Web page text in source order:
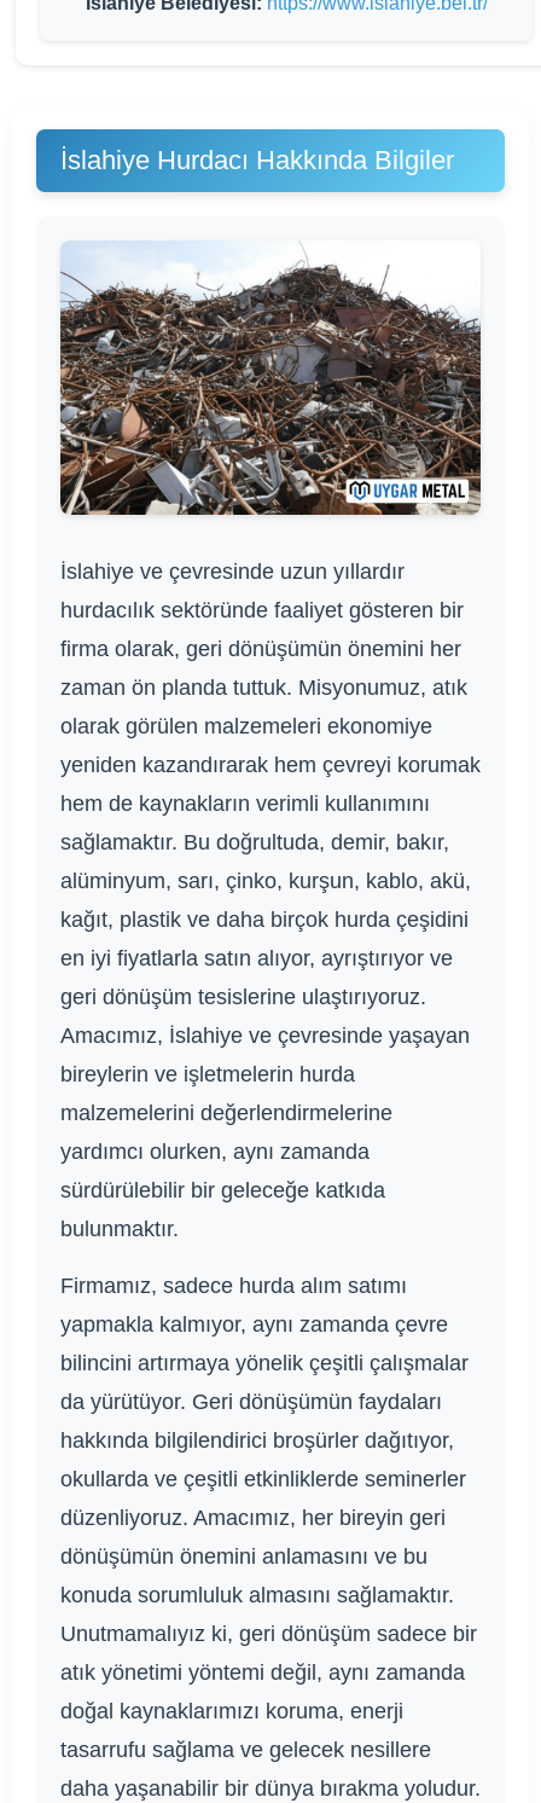
İslahiye Hurdacı Hakkında Bilgiler
İslahiye ve çevresinde uzun yıllardır
hurdacılık sektöründe faaliyet gösteren bir
firma olarak, geri dönüşümün önemini her
zaman ön planda tuttuk. Misyonumuz, atık
olarak görülen malzemeleri ekonomiye
yeniden kazandırarak hem çevreyi korumak
hem de kaynakların verimli kullanımını
sağlamaktır. Bu doğrultuda, demir, bakır,
alüminyum, sarı, çinko, kurşun, kablo, akü,
kağıt, plastik ve daha birçok hurda çeşidini
en iyi fiyatlarla satın alıyor, ayrıştırıyor ve
geri dönüşüm tesislerine ulaştırıyoruz.
Amacımız, İslahiye ve çevresinde yaşayan
bireylerin ve işletmelerin hurda
malzemelerini değerlendirmelerine
yardımcı olurken, aynı zamanda
sürdürülebilir bir geleceğe katkıda
bulunmaktır.
Firmamız, sadece hurda alım satımı
yapmakla kalmıyor, aynı zamanda çevre
bilincini artırmaya yönelik çeşitli çalışmalar
da yürütüyor. Geri dönüşümün faydaları
hakkında bilgilendirici broşürler dağıtıyor,
okullarda ve çeşitli etkinliklerde seminerler
düzenliyoruz. Amacımız, her bireyin geri
dönüşümün önemini anlamasını ve bu
konuda sorumluluk almasını sağlamaktır.
Unutmamalıyız ki, geri dönüşüm sadece bir
atık yönetimi yöntemi değil, aynı zamanda
doğal kaynaklarımızı koruma, enerji
tasarrufu sağlama ve gelecek nesillere
daha yaşanabilir bir dünya bırakma yoludur.